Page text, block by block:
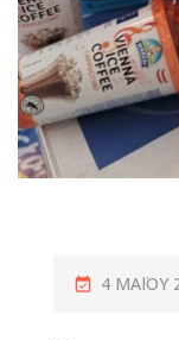
4 ΜΑΪ́ΟΥ